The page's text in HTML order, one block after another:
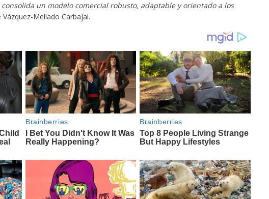
un modelo comercial robusto, adaptable y orientado a los
Vázquez-Mellado Carbajal.